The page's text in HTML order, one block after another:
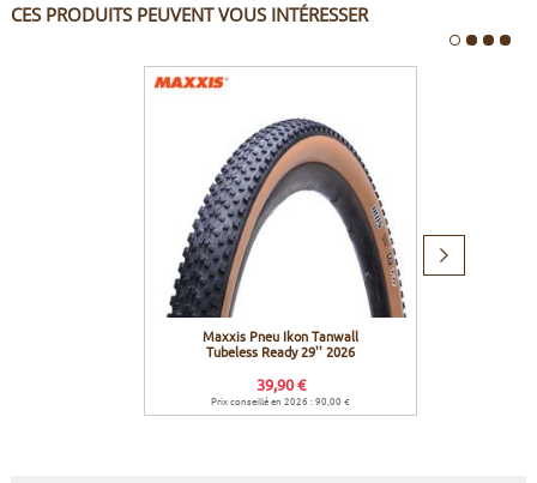
CES PRODUITS PEUVENT VOUS INTÉRESSER
Maxxis Pneu Ikon Tanwall
Tubeless Ready 29'' 2026
39,90 €
Prix conseillé en 2026 : 90,00 €
Produit